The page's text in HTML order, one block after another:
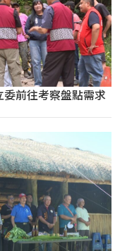
前往考察盤點需求